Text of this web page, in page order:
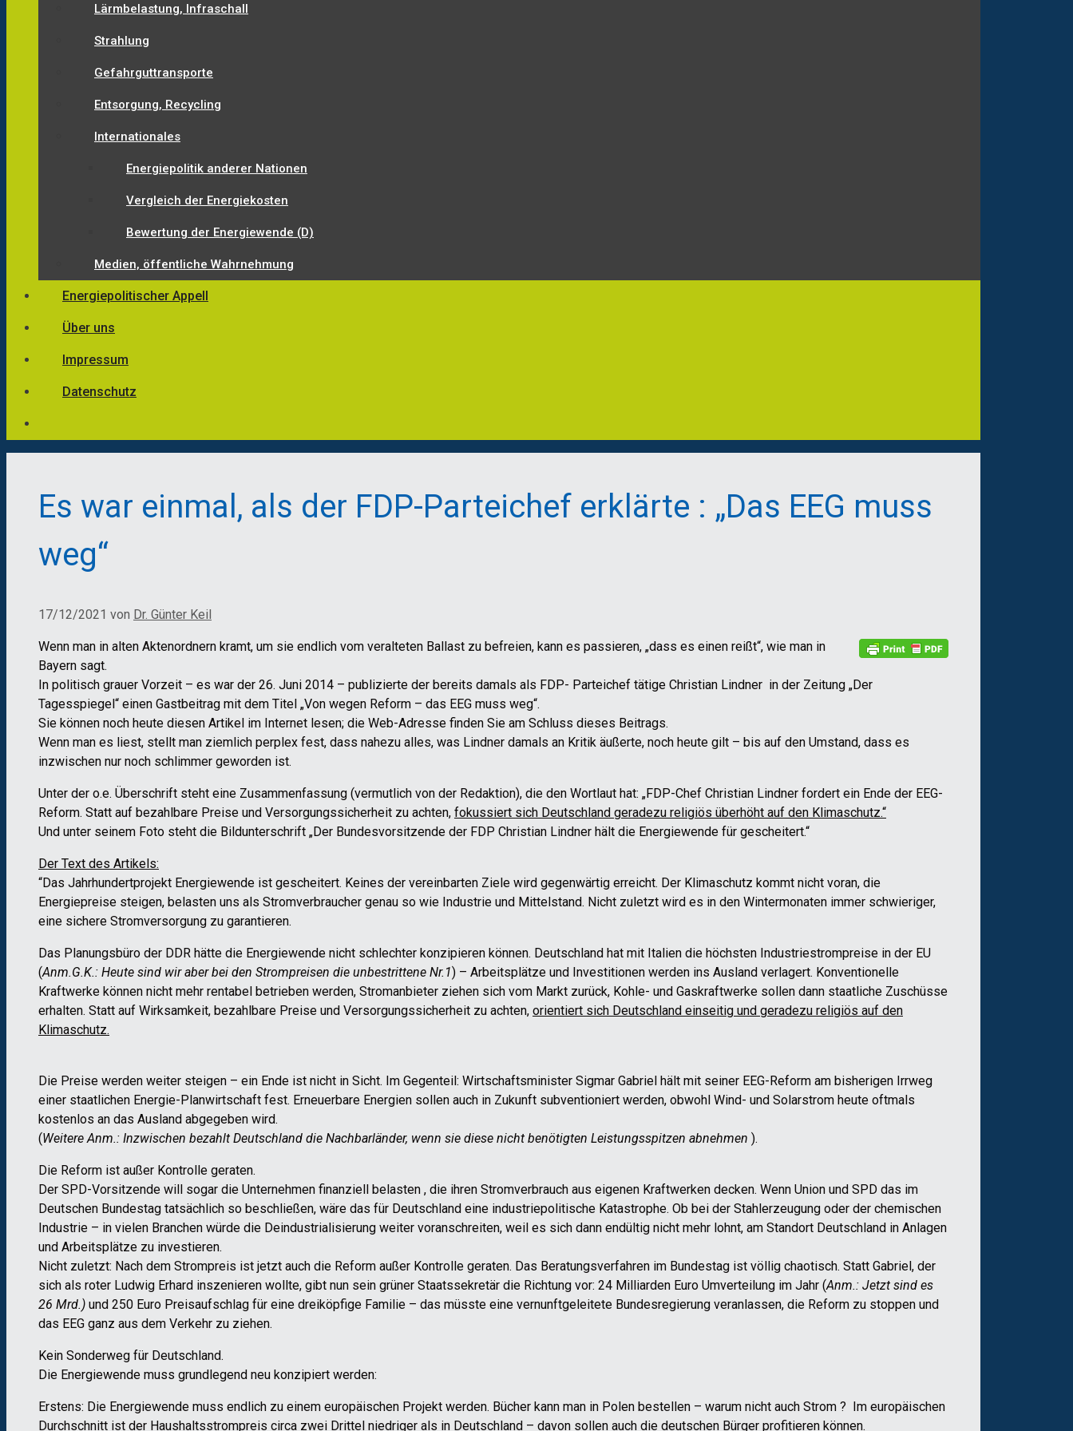
Lärmbelastung, Infraschall
Strahlung
Gefahrguttransporte
Entsorgung, Recycling
Internationales
Energiepolitik anderer Nationen
Vergleich der Energiekosten
Bewertung der Energiewende (D)
Medien, öffentliche Wahrnehmung
Energiepolitischer Appell
Über uns
Impressum
Datenschutz
Es war einmal, als der FDP-Parteichef erklärte : „Das EEG muss
weg“
17/12/2021 von Dr. Günter Keil
Wenn man in alten Aktenordnern kramt, um sie endlich vom veralteten Ballast zu befreien, kann es passieren, „dass es einen reißt“, wie man in
Bayern sagt.
In politisch grauer Vorzeit – es war der 26. Juni 2014 – publizierte der bereits damals als FDP- Parteichef tätige Christian Lindner in der Zeitung „Der
Tagesspiegel“ einen Gastbeitrag mit dem Titel „Von wegen Reform – das EEG muss weg“.
Sie können noch heute diesen Artikel im Internet lesen; die Web-Adresse finden Sie am Schluss dieses Beitrags.
Wenn man es liest, stellt man ziemlich perplex fest, dass nahezu alles, was Lindner damals an Kritik äußerte, noch heute gilt – bis auf den Umstand, dass es
inzwischen nur noch schlimmer geworden ist.
Unter der o.e. Überschrift steht eine Zusammenfassung (vermutlich von der Redaktion), die den Wortlaut hat: „FDP-Chef Christian Lindner fordert ein Ende der EEG-
Reform. Statt auf bezahlbare Preise und Versorgungssicherheit zu achten, fokussiert sich Deutschland geradezu religiös überhöht auf den Klimaschutz.“
Und unter seinem Foto steht die Bildunterschrift „Der Bundesvorsitzende der FDP Christian Lindner hält die Energiewende für gescheitert.“
Der Text des Artikels:
“Das Jahrhundertprojekt Energiewende ist gescheitert. Keines der vereinbarten Ziele wird gegenwärtig erreicht. Der Klimaschutz kommt nicht voran, die
Energiepreise steigen, belasten uns als Stromverbraucher genau so wie Industrie und Mittelstand. Nicht zuletzt wird es in den Wintermonaten immer schwieriger,
eine sichere Stromversorgung zu garantieren.
Das Planungsbüro der DDR hätte die Energiewende nicht schlechter konzipieren können. Deutschland hat mit Italien die höchsten Industriestrompreise in der EU
(Anm.G.K.: Heute sind wir aber bei den Strompreisen die unbestrittene Nr.1) – Arbeitsplätze und Investitionen werden ins Ausland verlagert. Konventionelle
Kraftwerke können nicht mehr rentabel betrieben werden, Stromanbieter ziehen sich vom Markt zurück, Kohle- und Gaskraftwerke sollen dann staatliche Zuschüsse
erhalten. Statt auf Wirksamkeit, bezahlbare Preise und Versorgungssicherheit zu achten, orientiert sich Deutschland einseitig und geradezu religiös auf den
Klimaschutz.
Die Preise werden weiter steigen – ein Ende ist nicht in Sicht. Im Gegenteil: Wirtschaftsminister Sigmar Gabriel hält mit seiner EEG-Reform am bisherigen Irrweg
einer staatlichen Energie-Planwirtschaft fest. Erneuerbare Energien sollen auch in Zukunft subventioniert werden, obwohl Wind- und Solarstrom heute oftmals
kostenlos an das Ausland abgegeben wird.
(Weitere Anm.: Inzwischen bezahlt Deutschland die Nachbarländer, wenn sie diese nicht benötigten Leistungsspitzen abnehmen ).
Die Reform ist außer Kontrolle geraten.
Der SPD-Vorsitzende will sogar die Unternehmen finanziell belasten , die ihren Stromverbrauch aus eigenen Kraftwerken decken. Wenn Union und SPD das im
Deutschen Bundestag tatsächlich so beschließen, wäre das für Deutschland eine industriepolitische Katastrophe. Ob bei der Stahlerzeugung oder der chemischen
Industrie – in vielen Branchen würde die Deindustrialisierung weiter voranschreiten, weil es sich dann endültig nicht mehr lohnt, am Standort Deutschland in Anlagen
und Arbeitsplätze zu investieren.
Nicht zuletzt: Nach dem Strompreis ist jetzt auch die Reform außer Kontrolle geraten. Das Beratungsverfahren im Bundestag ist völlig chaotisch. Statt Gabriel, der
sich als roter Ludwig Erhard inszenieren wollte, gibt nun sein grüner Staatssekretär die Richtung vor: 24 Milliarden Euro Umverteilung im Jahr (Anm.: Jetzt sind es
26 Mrd.) und 250 Euro Preisaufschlag für eine dreiköpfige Familie – das müsste eine vernunftgeleitete Bundesregierung veranlassen, die Reform zu stoppen und
das EEG ganz aus dem Verkehr zu ziehen.
Kein Sonderweg für Deutschland.
Die Energiewende muss grundlegend neu konzipiert werden:
Erstens: Die Energiewende muss endlich zu einem europäischen Projekt werden. Bücher kann man in Polen bestellen – warum nicht auch Strom ? Im europäischen
Durchschnitt ist der Haushaltsstrompreis circa zwei Drittel niedriger als in Deutschland – davon sollen auch die deutschen Bürger profitieren können.